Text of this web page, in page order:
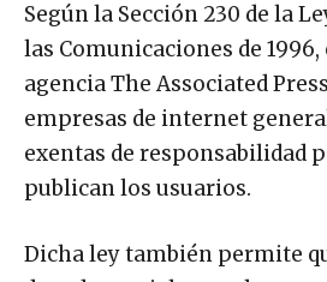
Según la Sección 230 de la
las Comunicaciones de
agencia The Associated
empresas de internet
exentas de responsabilidad
publican los usuarios.
Dicha ley también permite